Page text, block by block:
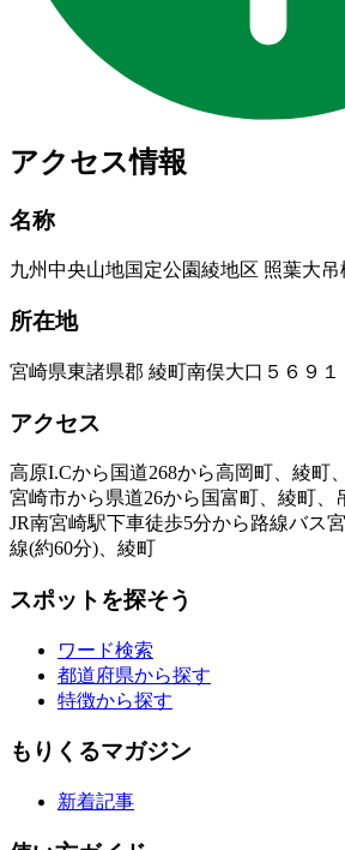
アクセス情報
名称
九州中央山地国定公園綾地区 照葉大吊
所在地
宮崎県東諸県郡 綾町南俣大口５６９１
アクセス
高原I.Cから国道268から高岡町、綾町
宮崎市から県道26から国富町、綾町、
JR南宮崎駅下車徒歩5分から路線バス
線(約60分)、綾町
スポットを探そう
ワード検索
都道府県から探す
特徴から探す
もりくるマガジン
新着記事